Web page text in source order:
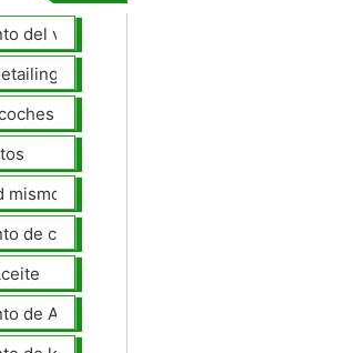
del vehículo
mismo Mantenimiento de Automotores
de coches General
de Automotores Profesional